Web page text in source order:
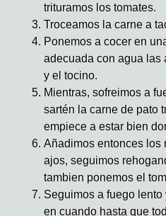
trituramos los tomates.
Troceamos la carne a
Ponemos a cocer en
adecuada con agua las
y el tocino.
Mientras, sofreimos a
sartén la carne de pato
empiece a estar bien
Añadimos entonces los
ajos, seguimos
tambien ponemos el
Seguimos a fuego
en cuando hasta que